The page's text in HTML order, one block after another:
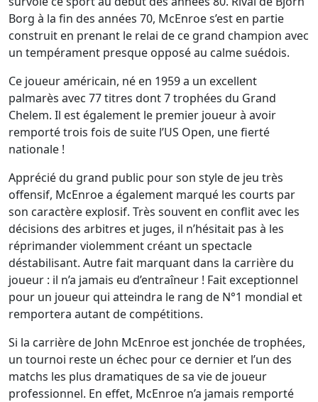
Borg à la fin des années 70, McEnroe s’est en partie
construit en prenant le relai de ce grand champion avec
un tempérament presque opposé au calme suédois.
Ce joueur américain, né en 1959 a un excellent
palmarès avec 77 titres dont 7 trophées du Grand
Chelem. Il est également le premier joueur à avoir
remporté trois fois de suite l’US Open, une fierté
nationale !
Apprécié du grand public pour son style de jeu très
offensif, McEnroe a également marqué les courts par
son caractère explosif. Très souvent en conflit avec les
décisions des arbitres et juges, il n’hésitait pas à les
réprimander violemment créant un spectacle
déstabilisant. Autre fait marquant dans la carrière du
joueur : il n’a jamais eu d’entraîneur ! Fait exceptionnel
pour un joueur qui atteindra le rang de N°1 mondial et
remportera autant de compétitions.
Si la carrière de John McEnroe est jonchée de trophées,
un tournoi reste un échec pour ce dernier et l’un des
matchs les plus dramatiques de sa vie de joueur
professionnel. En effet, McEnroe n’a jamais remporté